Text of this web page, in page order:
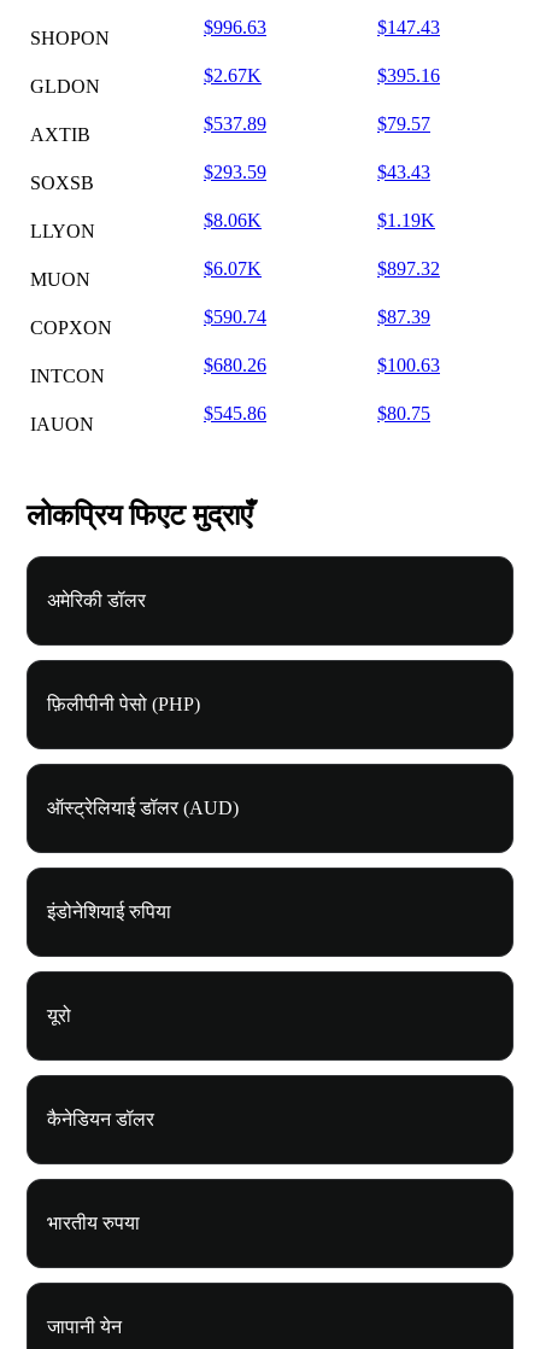
SHOPON
$996.63 $147.43
GLDON
$2.67K $395.16
AXTIB
$537.89 $79.57
SOXSB
$293.59 $43.43
LLYON
$8.06K $1.19K
MUON
$6.07K $897.32
COPXON
$590.74 $87.39
INTCON
$680.26 $100.63
IAUON
$545.86 $80.75
लोकप्रिय फिएट मुद्राएँ
अमेरिकी डॉलर
फ़िलीपीनी पेसो (PHP)
ऑस्ट्रेलियाई डॉलर (AUD)
इंडोनेशियाई रुपिया
यूरो
कैनेडियन डॉलर
भारतीय रुपया
जापानी येन